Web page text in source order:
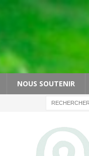
NOUS SOUTENIR